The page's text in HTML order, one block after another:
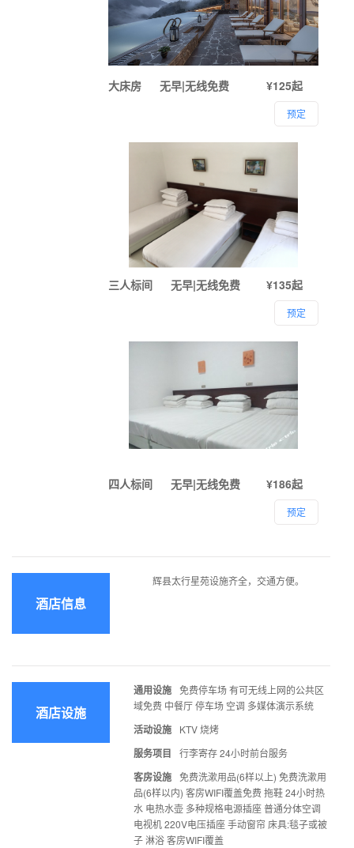
大床房 ¥125起
无早|无线免费
预定
三人标间 ¥135起
无早|无线免费
预定
四人标间 ¥186起
无早|无线免费
预定
酒店信息
辉县太行星苑设施齐全，交通方便。
酒店设施
通用设施 免费停车场 有可无线上网的公共区
域免费 中餐厅 停车场 空调 多媒体演示系统
活动设施 KTV 烧烤
服务项目 行李寄存 24小时前台服务
客房设施 免费洗漱用品(6样以上) 免费洗漱用
品(6样以内) 客房WIFI覆盖免费 拖鞋 24小时热
水 电热水壶 多种规格电源插座 普通分体空调
电视机 220V电压插座 手动窗帘 床具:毯子或被
子 淋浴 客房WIFI覆盖